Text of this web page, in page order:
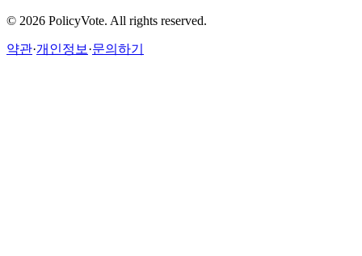
© 2026 PolicyVote. All rights reserved.
약관·개인정보 ·문의하기